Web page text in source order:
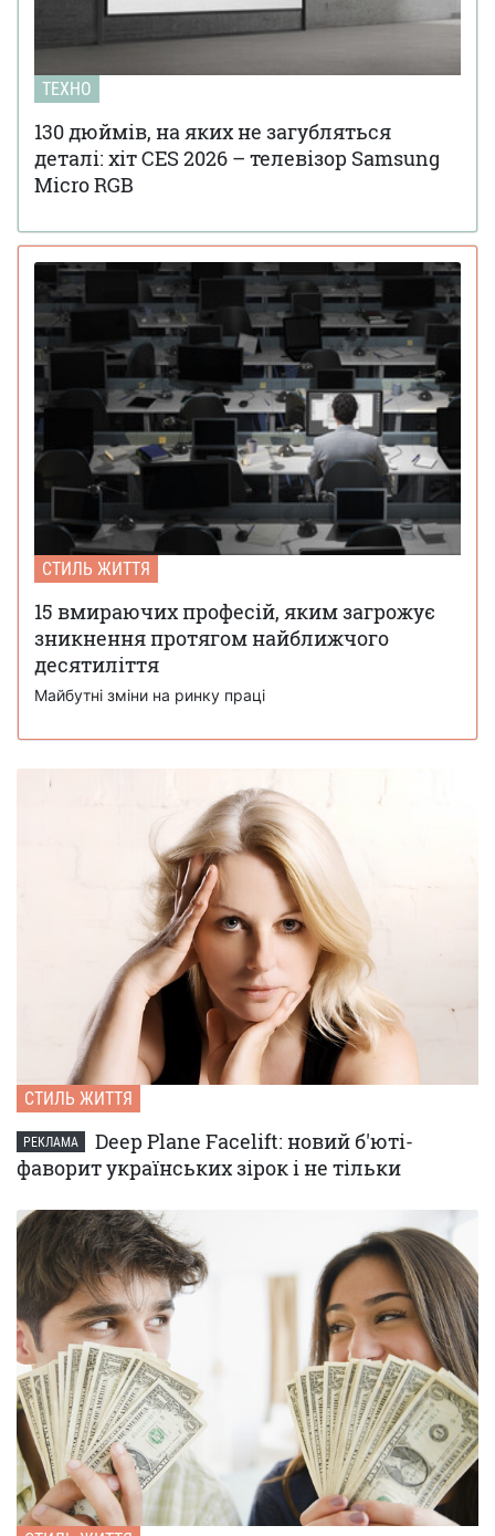
ТЕХНО
130 дюймів, на яких не загубляться
деталі: хіт CES 2026 – телевізор Samsung
Micro RGB
СТИЛЬ ЖИТТЯ
15 вмираючих професій, яким загрожує
зникнення протягом найближчого
десятиліття
Майбутні зміни на ринку праці
СТИЛЬ ЖИТТЯ
РЕКЛАМА
Deep Plane Facelift: новий б'юті-
фаворит українських зірок і не тільки